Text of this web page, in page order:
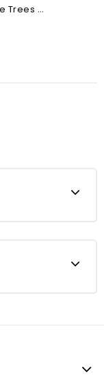
Рюкзак DAKINE CANYON 24L Pine Trees Pet